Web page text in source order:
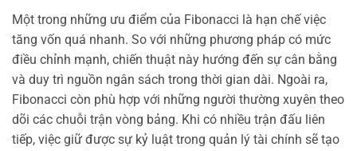
Một trong những ưu điểm của Fibonacci là hạn chế việc
tăng vốn quá nhanh. So với những phương pháp có mức
điều chỉnh mạnh, chiến thuật này hướng đến sự cân bằng
và duy trì nguồn ngân sách trong thời gian dài. Ngoài ra,
Fibonacci còn phù hợp với những người thường xuyên theo
dõi các chuỗi trận vòng bảng. Khi có nhiều trận đấu liên
tiếp, việc giữ được sự kỷ luật trong quản lý tài chính sẽ tạo